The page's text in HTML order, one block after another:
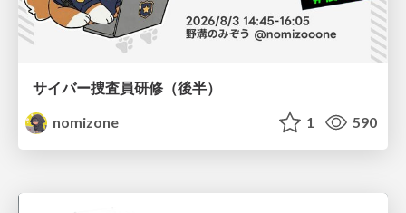
サイバー捜査員研修（後半）
nomizone
1 590